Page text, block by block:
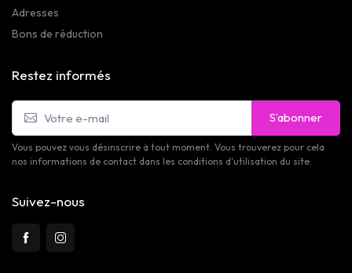
Adresses
Bons de réduction
Restez informés
S’abonner
Vous pouvez vous désinscrire à tout moment. Vous trouverez pour cela
nos informations de contact dans les conditions d'utilisation du site.
Suivez-nous